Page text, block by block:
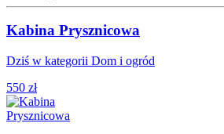
Kabina Prysznicowa
Dziś w kategorii Dom i ogród
550 zł